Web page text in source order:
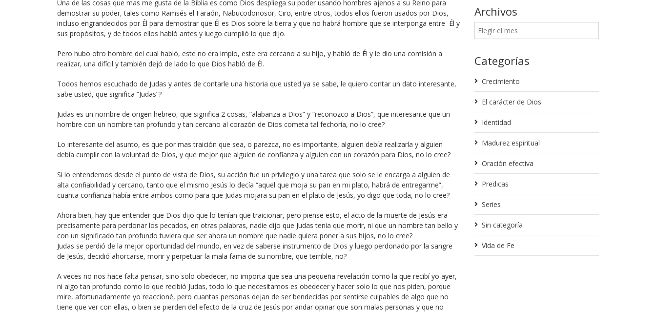
Una de las cosas que mas me gusta de la Biblia es como Dios despliega su poder usando hombres ajenos a su Reino para
demostrar su poder, tales como Ramsés el Faraón, Nabucodonosor, Ciro, entre otros, todos ellos fueron usados por Dios,
incluso engrandecidos por Él para demostrar que Él es Dios sobre la tierra y que no habrá hombre que se interponga entre Él y
sus propósitos, y de todos ellos habló antes y luego cumplió lo que dijo.
Pero hubo otro hombre del cual habló, este no era impío, este era cercano a su hijo, y habló de Él y le dio una comisión a
realizar, una difícil y también dejó de lado lo que Dios habló de Él.
Todos hemos escuchado de Judas y antes de contarle una historia que usted ya se sabe, le quiero contar un dato interesante,
sabe usted, que significa “Judas”?
Judas es un nombre de origen hebreo, que significa 2 cosas, “alabanza a Dios” y “reconozco a Dios”, que interesante que un
hombre con un nombre tan profundo y tan cercano al corazón de Dios cometa tal fechoría, no lo cree?
Lo interesante del asunto, es que por mas traición que sea, o parezca, no es importante, alguien debía realizarla y alguien
debía cumplir con la voluntad de Dios, y que mejor que alguien de confianza y alguien con un corazón para Dios, no lo cree?
Si lo entendemos desde el punto de vista de Dios, su acción fue un privilegio y una tarea que solo se le encarga a alguien de
alta confiabilidad y cercano, tanto que el mismo Jesús lo decía “aquel que moja su pan en mi plato, habrá de entregarme”,
cuanta confianza había entre ambos como para que Judas mojara su pan en el plato de Jesús, yo digo que toda, no lo cree?
Ahora bien, hay que entender que Dios dijo que lo tenían que traicionar, pero piense esto, el acto de la muerte de Jesús era
precisamente para perdonar los pecados, en otras palabras, nadie dijo que Judas tenía que morir, ni que un nombre tan bello y
con un significado tan profundo tuviera que ser ahora un nombre que nadie quiera poner a sus hijos, no lo cree?
Judas se perdió de la mejor oportunidad del mundo, en vez de saberse instrumento de Dios y luego perdonado por la sangre
de Jesús, decidió ahorcarse, morir y perpetuar la mala fama de su nombre, que terrible, no?
A veces no nos hace falta pensar, sino solo obedecer, no importa que sea una pequeña revelación como la que recibí yo ayer,
ni algo tan profundo como lo que recibió Judas, todo lo que necesitamos es obedecer y hacer solo lo que nos piden, porque
mire, afortunadamente yo reaccioné, pero cuantas personas dejan de ser bendecidas por sentirse culpables de algo que no
tiene que ver con ellas, o bien se pierden del efecto de la cruz de Jesús por andar opinar que son malas personas y que no
Archivos
Categorías
Crecimiento
El carácter de Dios
Identidad
Madurez espiritual
Oración efectiva
Predicas
Series
Sin categoría
Vida de Fe